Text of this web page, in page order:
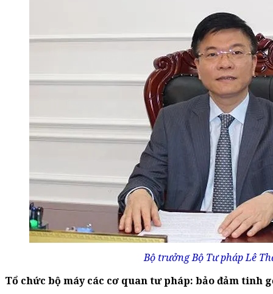
Bộ trưởng Bộ Tư pháp Lê
Tổ chức bộ máy các cơ quan tư pháp: bảo đảm tinh